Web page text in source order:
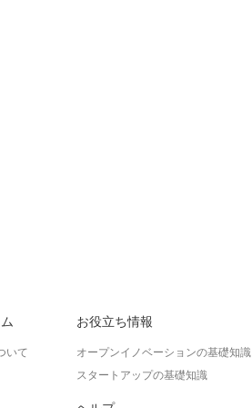
いて
お役立ち情報
オープンイノベーションの基礎知識
スタートアップの基礎知識